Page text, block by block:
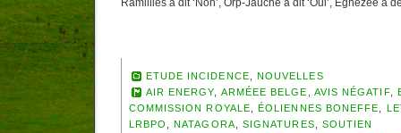
Ramillies a dit ‘Non’, Orp-Jauche a dit ‘Oui’, Eghezée
ETUDE INCIDENCE
NOUVELLES
AIR ENERGY
ARMÉEE BELGE AVIS NÉGATIF,
COMMISSION ROYALE ,ÉOLIENNES BONEFFE
LRBPO
,NATAGORA SIGNATURES
SOUTIEN